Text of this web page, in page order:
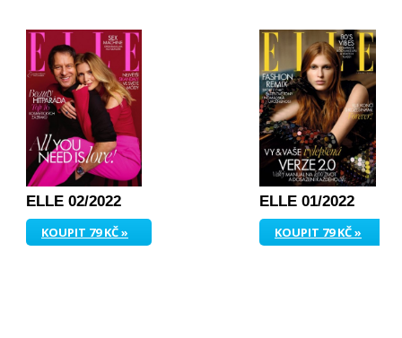
ELLE 02/2022
KOUPIT 79 KČ »
ELLE 01/2022
KOUPIT 79 KČ »